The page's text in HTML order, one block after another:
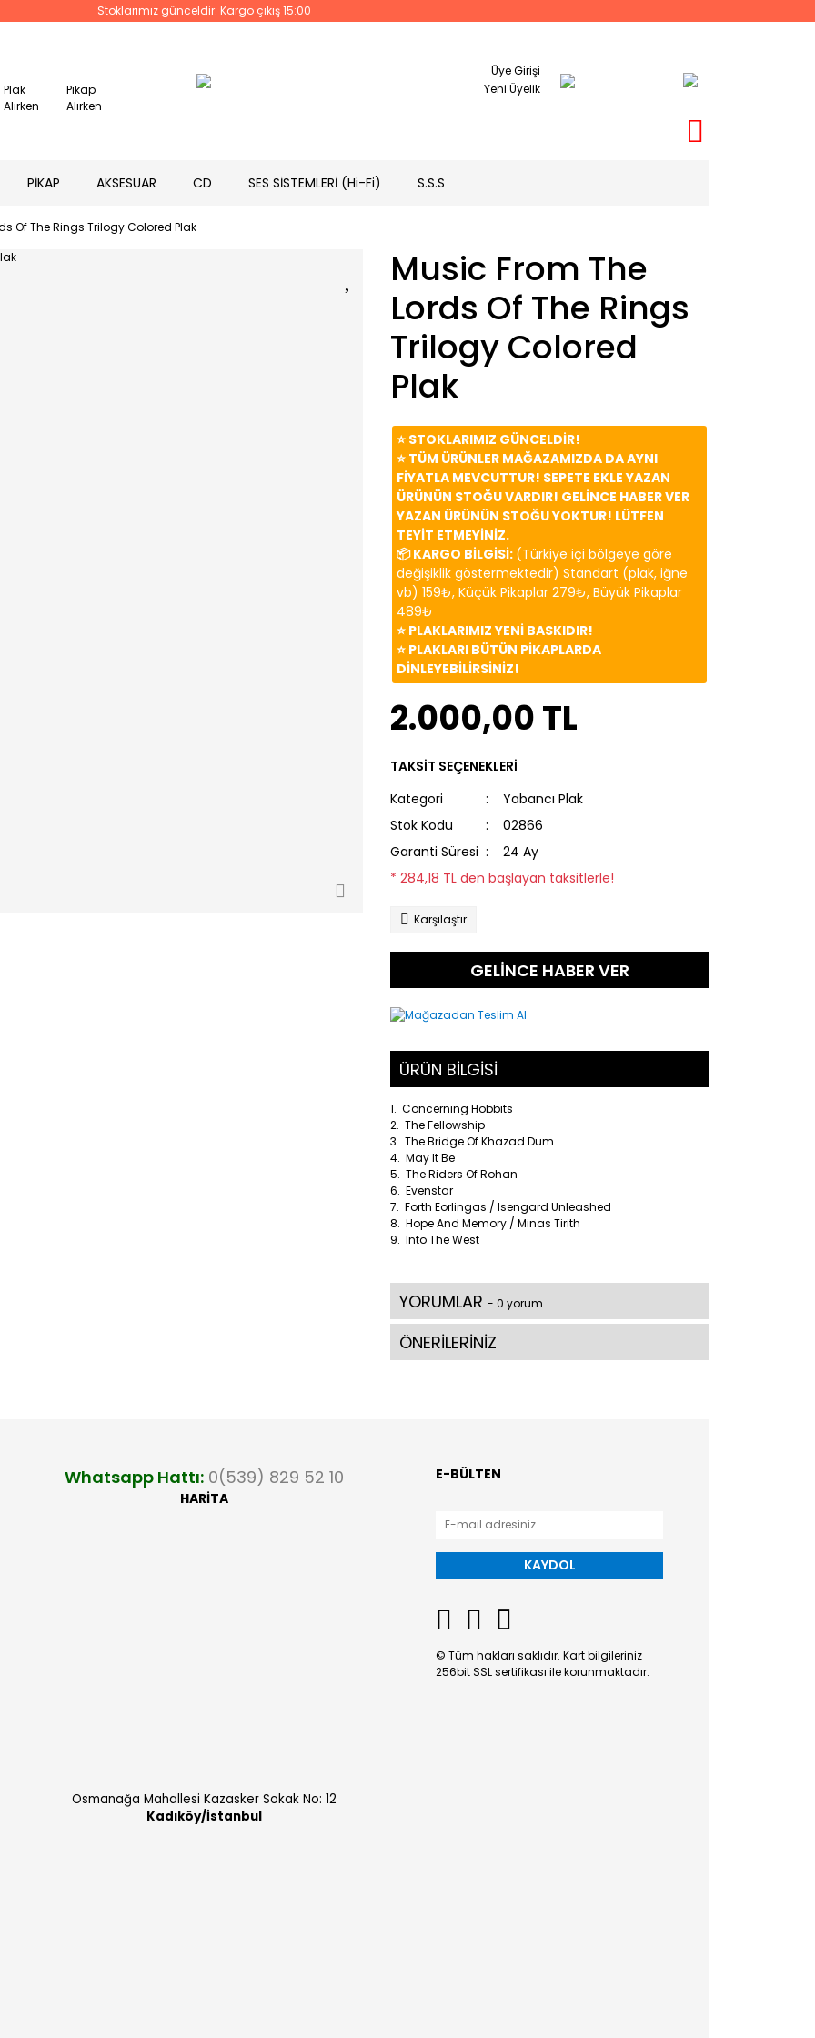
Stoklarımız günceldir. Kargo çıkış 15:00
Plak
Alırken
Pikap
Alırken
Üye Girişi
Yeni Üyelik
PİKAP AKSESUAR CD SES SİSTEMLERİ (Hi-Fi) S.S.S
Of The Rings Trilogy Colored Plak
Music From The
Lords Of The Rings
Trilogy Colored
Plak
⭐️ STOKLARIMIZ GÜNCELDİR!
⭐️ TÜM ÜRÜNLER MAĞAZAMIZDA DA AYNI
FİYATLA MEVCUTTUR! SEPETE EKLE YAZAN
ÜRÜNÜN STOĞU VARDIR! GELİNCE HABER VER
YAZAN ÜRÜNÜN STOĞU YOKTUR! LÜTFEN
TEYİT ETMEYİNİZ.
📦 KARGO BİLGİSİ: (Türkiye içi bölgeye göre
değişiklik göstermektedir) Standart (plak, iğne
vb) 159₺, Küçük Pikaplar 279₺, Büyük Pikaplar
489₺
⭐️ PLAKLARIMIZ YENİ BASKIDIR!
⭐️ PLAKLARI BÜTÜN PİKAPLARDA
DİNLEYEBİLİRSİNİZ!
2.000,00 TL
TAKSİT SEÇENEKLERİ
Kategori
Yabancı Plak
Stok Kodu
02866
Garanti Süresi
24 Ay
* 284,18 TL den başlayan taksitlerle!
Karşılaştır
GELİNCE HABER VER
ÜRÜN BİLGİSİ
1. Concerning Hobbits
2. The Fellowship
3. The Bridge Of Khazad Dum
4. May It Be
5. The Riders Of Rohan
6. Evenstar
7. Forth Eorlingas / Isengard Unleashed
8. Hope And Memory / Minas Tirith
9. Into The West
YORUMLAR - 0 yorum
ÖNERİLERİNİZ
Whatsapp Hattı: 0(539) 829 52 10
HARİTA
Osmanağa Mahallesi Kazasker Sokak No: 12
Kadıköy/İstanbul
E-BÜLTEN
KAYDOL
© Tüm hakları saklıdır. Kart bilgileriniz
256bit SSL sertifikası ile korunmaktadır.